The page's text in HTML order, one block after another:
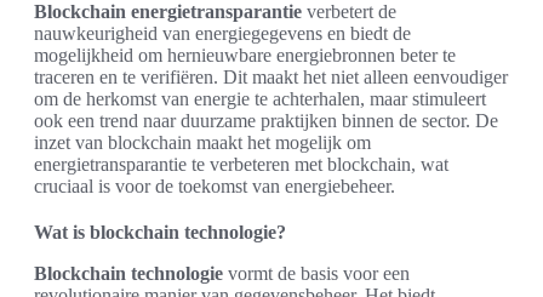
Blockchain energietransparantie verbetert de
nauwkeurigheid van energiegegevens en biedt de
mogelijkheid om hernieuwbare energiebronnen beter te
traceren en te verifiëren. Dit maakt het niet alleen eenvoudiger
om de herkomst van energie te achterhalen, maar stimuleert
ook een trend naar duurzame praktijken binnen de sector. De
inzet van blockchain maakt het mogelijk om
energietransparantie te verbeteren met blockchain, wat
cruciaal is voor de toekomst van energiebeheer.
Wat is blockchain technologie?
Blockchain technologie vormt de basis voor een